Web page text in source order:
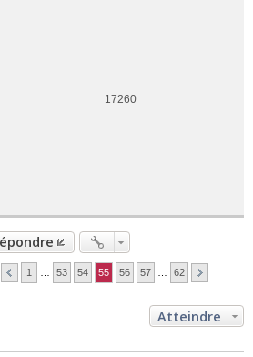
17260
1 53 54 55 56 57 62
Atteindre